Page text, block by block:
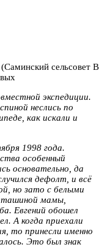
сельсовет
экспедиции.
неслись по
как искали и
1998 года.
особенный
основательно, да
дефолт, и всё
но зато с белыми
мамы,
Евгений обошел
А когда приехали
то принесли именно
Это был знак